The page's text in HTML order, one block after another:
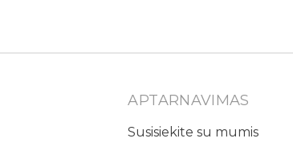
APTARNAVIMAS
Susisiekite su mumis